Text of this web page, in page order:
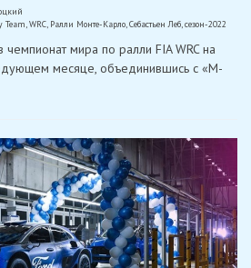
Team,WRC, Ралли Монте-Карло,Себастьен Леб,сезон-2022
чемпионат мира по ралли FIA WRC на
месяце, объединившись с «M-